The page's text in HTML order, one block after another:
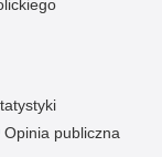
Opinia publiczna